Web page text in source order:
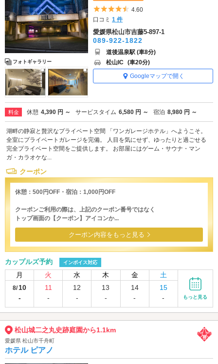
フォトギャラリー
5つ星のうち4.5
4.60
口コミ1 件
愛媛県松山市吉藤5-897-1
089-922-1822
道後温泉駅 (車8分)
松山IC (車20分)
Googleマップで開く
料金 休憩 4,390 円 ～ サービスタイム 6,580 円 ～ 宿泊 8,980 円 ～
湖畔の静寂と贅沢なプライベート空間 「ワンガレージホテル」へようこそ。
全室にプライベートガレージを完備。 人目を気にせず、ゆったりと過ごせる
完全プライベート空間をご提供します。 お部屋にはゲーム・サウナ・マン
ガ・カラオケな...
クーポン
休憩：500円OFF・宿泊：1,000円OFF
クーポンご利用の際は、上記のクーポン番号ではなく
トップ画面の【クーポン】アイコンか...
クーポン内容をもっと見る
カップルズ予約 インボイス対応
月 火 水 木 金 土
8/ 10
-
11
-
12
-
13
-
14
-
15
-
もっと見る
松山城二之丸史跡庭園から1.1km
愛媛県 松山市千舟町
ホテル ピアノ